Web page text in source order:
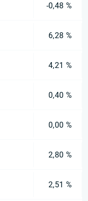
-0,48 %
6,28 %
4,21 %
0,40 %
0,00 %
2,80 %
2,51 %